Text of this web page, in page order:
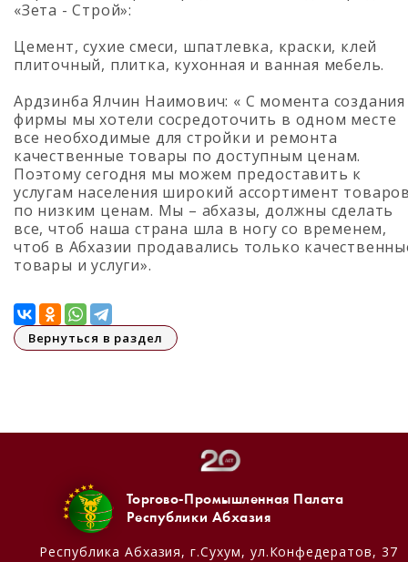
«Зета - Строй»:
Цемент, сухие смеси, шпатлевка, краски, клей
плиточный, плитка, кухонная и ванная мебель.
Ардзинба Ялчин Наимович: « С момента создания
фирмы мы хотели сосредоточить в одном месте
все необходимые для стройки и ремонта
качественные товары по доступным ценам.
Поэтому сегодня мы можем предоставить к
услугам населения широкий ассортимент
по низким ценам. Мы – абхазы, должны сделать
все, чтоб наша страна шла в ногу со временем,
чтоб в Абхазии продавались только
товары и услуги».
Вернуться в раздел
Торгово-Промышленная Палата
Республики Абхазия
Республика Абхазия, г.Сухум, ул.Конфедератов, 37